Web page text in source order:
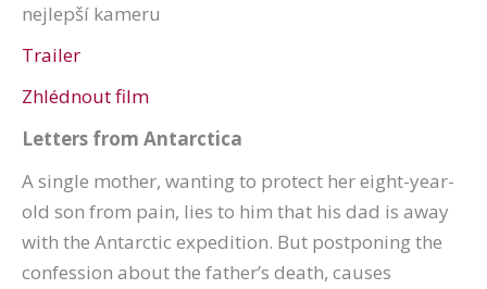
nejlepší kameru
Trailer
Zhlédnout film
Letters from Antarctica
A single mother, wanting to protect her eight-year-
old son from pain, lies to him that his dad is away
with the Antarctic expedition. But postponing the
confession about the father’s death, causes